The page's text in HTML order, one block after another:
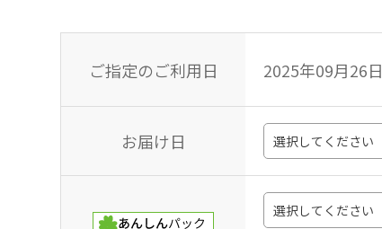
ご指定のご利用日 2025年09月26日
お届け日